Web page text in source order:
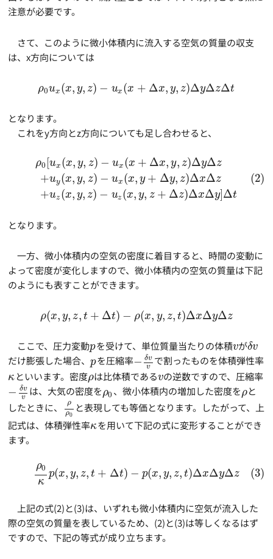
注意が必要です。
さて、このように微小体積内に流入する空気の質量の収支
は、x方向については
ρ0ux (x, y, z) − ux (x + Δx, y, z)ΔyΔzΔt
となります。
これをy方向とz方向についても足し合わせると、
ρ0 [
+
+
ux (x, y, z) − ux (x + Δx, y, z)ΔyΔz
uy(x, y, z) − ux (x, y + Δy, z)ΔxΔz
uz (x, y, z) − uz (x, y, z + Δz)ΔxΔy]Δt
(2)
となります。
一方、微小体積内の空気の密度に着目すると、時間の変動に
よって密度が変化しますので、微小体積内の空気の質量は下記
のようにも表すことができます。
ρ(x, y, z, t + Δt) − ρ(x, y, z, t)ΔxΔyΔz
ここで、圧力変動pを受けて、単位質量当たりの体積vがδv
だけ膨張した場合、pを圧縮率− δv
v で割ったものを体積弾性率
κ といいます。密度ρは比体積であるvの逆数ですので、圧縮率
− δv
v
は、大気の密度をρ0、微小体積内の増加した密度をρと
したときに、
ρ
ρ0
と表現しても等価となります。したがって、上
記式は、体積弾性率κを用いて下記の式に変形することができ
ます。
ρ0
κ
p(x, y, z, t + Δt) − p(x, y, z, t)ΔxΔyΔz (3)
上記の式(2)と(3)は、いずれも微小体積内に空気が流入した
際の空気の質量を表しているため、(2)と(3)は等しくなるはず
ですので、下記の等式が成り立ちます。